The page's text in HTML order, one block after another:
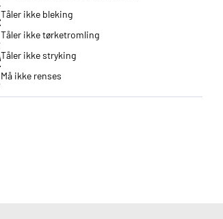
Tåler ikke bleking
Tåler ikke tørketromling
Tåler ikke stryking
Må ikke renses